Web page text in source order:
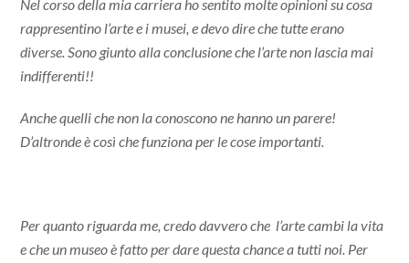
Nel corso della mia carriera ho sentito molte opinioni su cosa
rappresentino l’arte e i musei, e devo dire che tutte erano
diverse. Sono giunto alla conclusione che l’arte non lascia mai
indifferenti!!
Anche quelli che non la conoscono ne hanno un parere!
D’altronde è così che funziona per le cose importanti.
Per quanto riguarda me, credo davvero che l’arte cambi la vita
e che un museo è fatto per dare questa chance a tutti noi. Per